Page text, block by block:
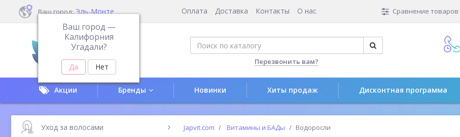
Ваш город: Эль-Монте
Ваш город —
Калифорния
Угадали?
Оплата Доставка Контакты О нас Сравнение товаров
Перезвонить вам?
Акции Бренды Новинки Хиты продаж Дисконтная программа
Уход за волосами Japvit.com Витамины и БАДы Водоросли